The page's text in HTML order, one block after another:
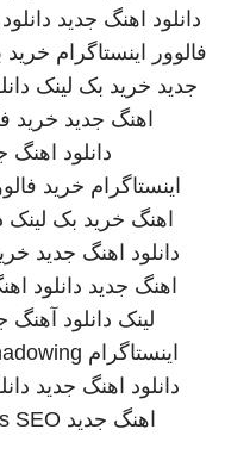
دانلود اهنگ جدید
فالوور اینستاگرام خرید
جدید خرید بک لینک
اهنگ جدید خرید
دانلود اهنگ
اینستاگرام خرید
اهنگ خرید بک لینک
دانلود اهنگ جدید
اهنگ جدید دانلود
لینک دانلود آهنگ
اینستاگرام
دانلود اهنگ جدید
اهنگ جدید SEO